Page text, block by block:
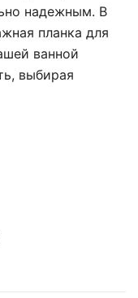
надежным. В
планка для
ванной
выбирая